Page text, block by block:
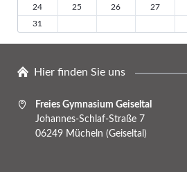
24
25 26 27
31
Hier finden Sie uns
Freies Gymnasium Geiseltal
Johannes-Schlaf-Straße 7
06249 Mücheln (Geiseltal)